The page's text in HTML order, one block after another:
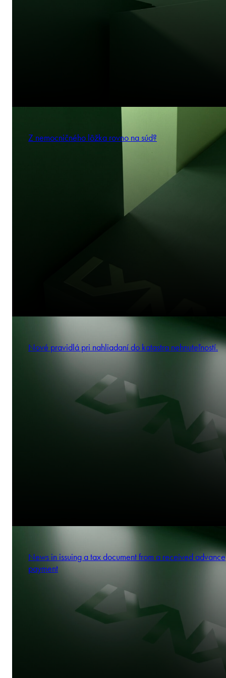
Z nemocničného lôžka rovno na súd?
Nové pravidlá pri nahliadaní do katastra nehnuteľností.
News in issuing a tax document from a received advance
payment